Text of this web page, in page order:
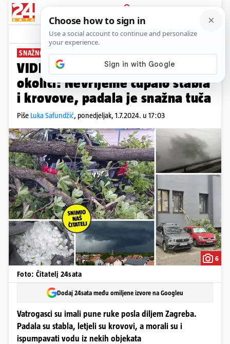
PRIJAVA
News Komentari
SNAŽNO NEVRIJEME
VIDEO Potpuni kaos u Zagrebu i
okolici: Nevrijeme čupalo stabla
i krovove, padala je snažna tuča
Piše Luka Safundžić, ponedjeljak, 1.7.2024. u 17:03
6
Foto: Čitatelj 24sata
Dodaj 24sata među omiljene izvore na Googleu
Vatrogasci su imali pune ruke posla diljem Zagreba.
Padala su stabla, letjeli su krovovi, a morali su i
ispumpavati vodu iz nekih objekata